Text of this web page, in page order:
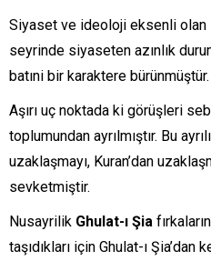
Siyaset ve ideoloji eksenli olan
seyrinde siyaseten azınlık
batıni bir karaktere bürünmüştür.
Aşırı uç noktada ki görüşleri
toplumundan ayrılmıştır. Bu
uzaklaşmayı, Kuran’dan
sevketmiştir.
Nusayrilik Ghulat-ı Şia
taşıdıkları için Ghulat-ı Şia’dan